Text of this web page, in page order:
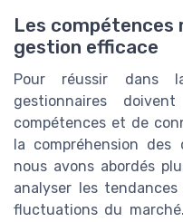
Les compétences
gestion efficace
Pour réussir dans
gestionnaires
compétences et de
la compréhension
nous avons abordés
analyser les
fluctuations du